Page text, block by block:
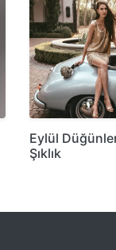
Eylül
Şıklık